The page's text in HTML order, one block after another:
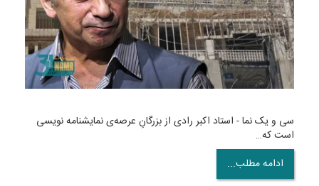
سی و یک نما - استاد اکبر رادی از بزرگانِ عرصه‌ی نمایشنامه نویسی
است که…
ادامه مطلب...